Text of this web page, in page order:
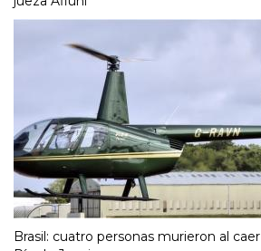
Brasil: cuatro personas murieron al